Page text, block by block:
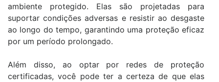
ambiente protegido. Elas são projetadas para
suportar condições adversas e resistir ao desgaste
ao longo do tempo, garantindo uma proteção eficaz
por um período prolongado.
Além disso, ao optar por redes de proteção
certificadas, você pode ter a certeza de que elas